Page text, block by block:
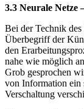
3.3 Neurale Netze
Bei der Technik
Überbegriff der
den
nahe wie möglich
Grob gesprochen
von Information ein
Verschaltung